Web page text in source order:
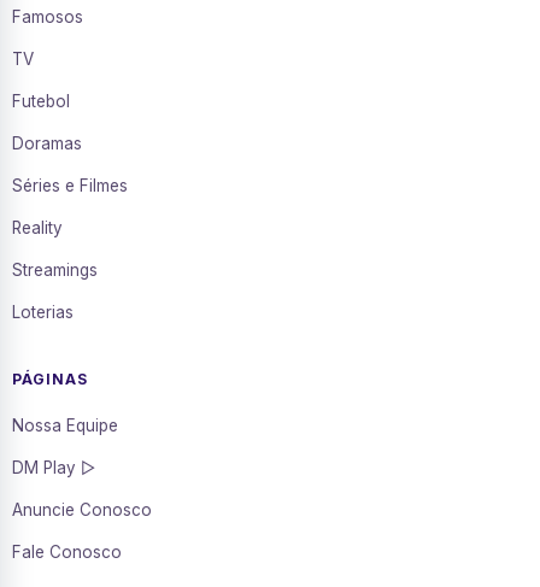
Famosos
TV
Futebol
Doramas
Séries e Filmes
Reality
Streamings
Loterias
PÁGINAS
Nossa Equipe
DM Play ▷
Anuncie Conosco
Fale Conosco